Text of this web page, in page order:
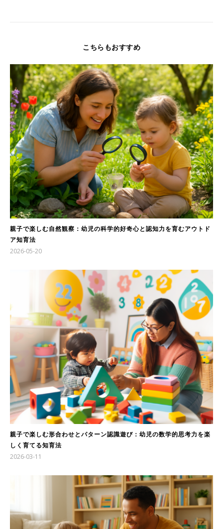
こちらもおすすめ
親子で楽しむ自然観察：幼児の科学的好奇心と認知力を育むアウトド
ア知育法
2026-05-20
親子で楽しむ形合わせとパターン認識遊び：幼児の数学的思考力を楽
しく育てる知育法
2026-03-11